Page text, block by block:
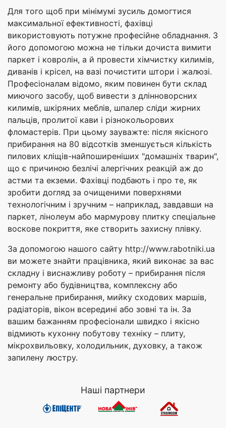
Для того щоб при мінімумі зусиль домогтися
максимальної ефективності, фахівці
використовують потужне професійне обладнання. З
його допомогою можна не тільки дочиста вимити
паркет і ковролін, а й провести хімчистку килимів,
диванів і крісел, на вазі почистити штори і жалюзі.
Професіоналам відомо, яким повинен бути склад
миючого засобу, щоб вивести з длінноворсних
килимів, шкіряних меблів, шпалер сліди жирних
пальців, пролитої кави і різнокольорових
фломастерів. При цьому зауважте: після якісного
прибирання на 80 відсотків зменшується кількість
пилових кліщів-найпоширеніших "домашніх тварин",
що є причиною безлічі алергічних реакцій аж до
астми та екземи. Фахівці подбають і про те, як
зробити догляд за очищеними поверхнями
технологічним і зручним – наприклад, завдавши на
паркет, лінолеум або мармурову плитку спеціальне
воскове покриття, яке створить захисну плівку.
За допомогою нашого сайту http://www.rabotniki.ua
ви можете знайти працівника, який виконає за вас
складну і виснажливу роботу – прибирання після
ремонту або будівництва, комплексну або
генеральне прибирання, мийку сходових маршів,
радіаторів, вікон всередині або зовні та ін. За
вашим бажанням професіонали швидко і якісно
відмиють кухонну побутову техніку – плиту,
мікрохвильовку, холодильник, духовку, а також
запилену люстру.
Наші партнери